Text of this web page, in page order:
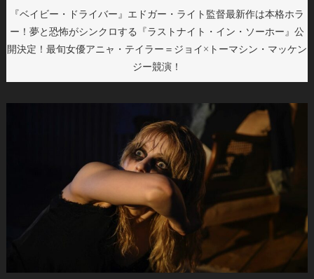
『ベイビー・ドライバー』エドガー・ライト監督最新作は本格ホラ
ー！夢と恐怖がシンクロする『ラストナイト・イン・ソーホー』公
開決定！最旬女優アニャ・テイラー＝ジョイ×トーマシン・マッケン
ジー競演！